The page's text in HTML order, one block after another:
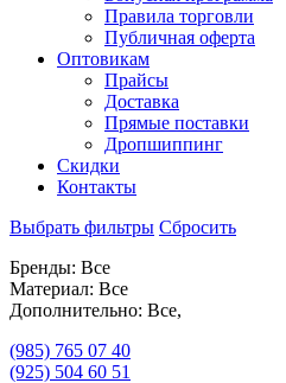
Правила торговли
Публичная оферта
Оптовикам
Прайсы
Доставка
Прямые поставки
Дропшиппинг
Скидки
Контакты
Выбрать фильтры Сбросить
Бренды: Все
Материал: Все
Дополнительно: Все,
(985) 765 07 40
(925) 504 60 51